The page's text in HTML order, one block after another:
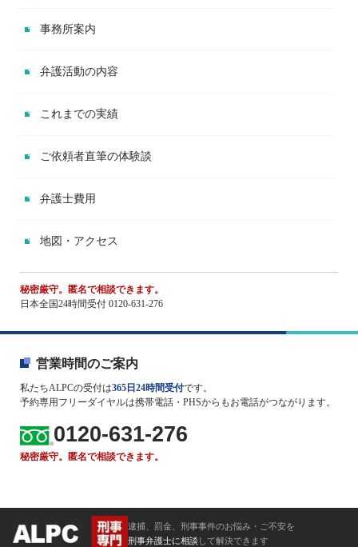
事務所案内
弁護活動の内容
これまでの実績
ご依頼者直筆の体験談
弁護士費用
地図・アクセス
秘密厳守。匿名で相談できます。
日本全国24時間受付 0120-631-276
営業時間のご案内
私たちALPCの受付は365日24時間受付です。
予約専用フリーダイヤルは携帯電話・PHSからもお電話がつながります。
0120-631-276
秘密厳守。匿名で相談できます。
逮捕、罰金、刑事事件のお悩み・ご不安を
刑事弁護士に相談 して解決できます